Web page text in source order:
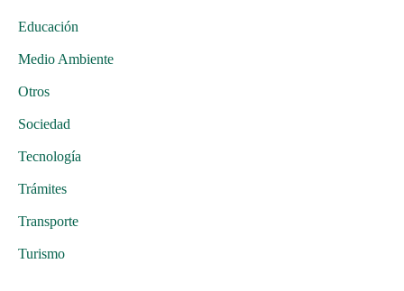
Educación
Medio Ambiente
Otros
Sociedad
Tecnología
Trámites
Transporte
Turismo